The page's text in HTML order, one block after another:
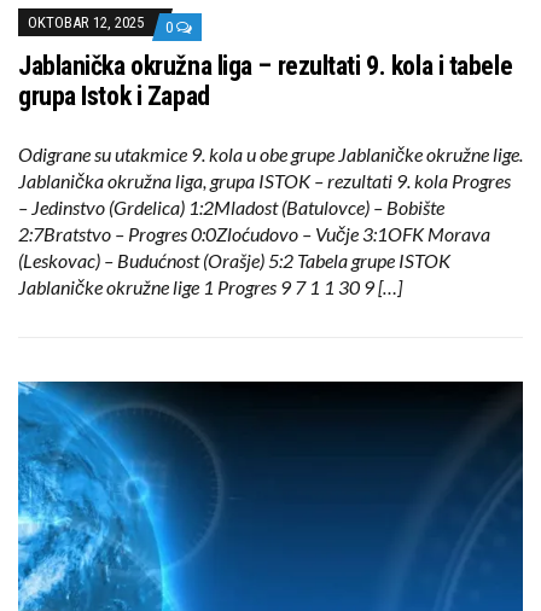
OKTOBAR 12, 2025 0
Jablanička okružna liga – rezultati 9. kola i tabele
grupa Istok i Zapad
Odigrane su utakmice 9. kola u obe grupe Jablaničke okružne lige.
Jablanička okružna liga, grupa ISTOK – rezultati 9. kola Progres
– Jedinstvo (Grdelica) 1:2Mladost (Batulovce) – Bobište
2:7Bratstvo – Progres 0:0Zloćudovo – Vučje 3:1OFK Morava
(Leskovac) – Budućnost (Orašje) 5:2 Tabela grupe ISTOK
Jablaničke okružne lige 1 Progres 9 7 1 1 30 9 […]